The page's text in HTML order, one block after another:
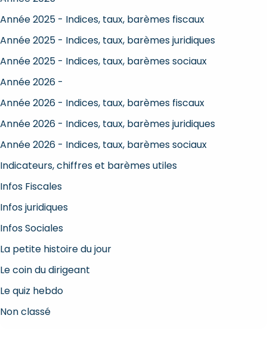
Année 2025 - Indices, taux, barèmes fiscaux
Année 2025 - Indices, taux, barèmes juridiques
Année 2025 - Indices, taux, barèmes sociaux
Année 2026 -
Année 2026 - Indices, taux, barèmes fiscaux
Année 2026 - Indices, taux, barèmes juridiques
Année 2026 - Indices, taux, barèmes sociaux
Indicateurs, chiffres et barèmes utiles
Infos Fiscales
Infos juridiques
Infos Sociales
La petite histoire du jour
Le coin du dirigeant
Le quiz hebdo
Non classé